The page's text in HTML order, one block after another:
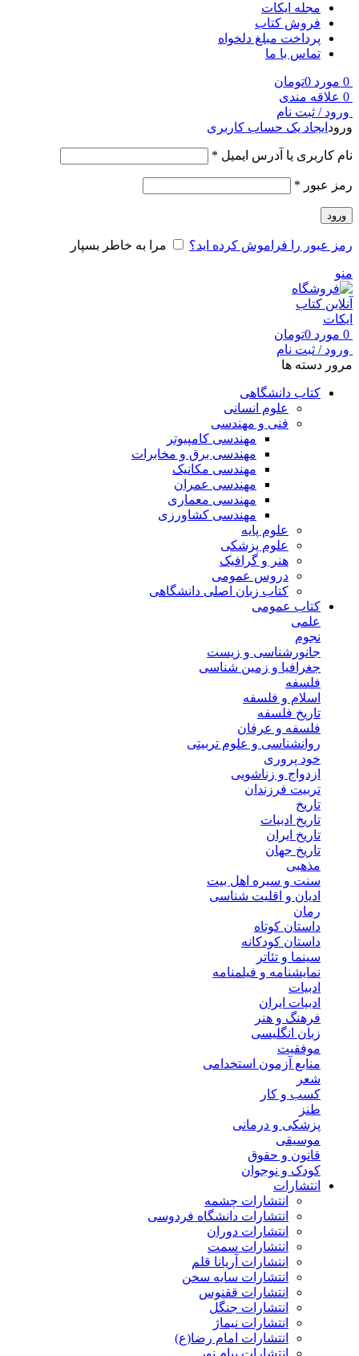
مجله ایکات
فروش کتاب
پرداخت مبلغ دلخواه
تماس با ما
0 مورد 0تومان
0 علاقه مندی
ورود / ثبت نام
ورود ایجاد یک حساب کاربری
نام کاربری یا آدرس ایمیل *
رمز عبور *
ورود
رمز عبور را فراموش کرده اید؟ مرا به خاطر بسپار
منو
0 مورد 0تومان
ورود / ثبت نام
مرور دسته ها
کتاب دانشگاهی
علوم انسانی
فنی و مهندسی
مهندسی کامپیوتر
مهندسی برق و مخابرات
مهندسی مکانیک
مهندسی عمران
مهندسی معماری
مهندسی کشاورزی
علوم پایه
علوم پزشکی
هنر و گرافیک
دروس عمومی
کتاب زبان اصلی دانشگاهی
کتاب عمومی
علمی
نجوم
جانورشناسی و زیست
جغرافیا و زمین شناسی
فلسفه
اسلام و فلسفه
تاریخ فلسفه
فلسفه و عرفان
روانشناسی و علوم تربیتی
خود پروری
ازدواج و زناشویی
تربیت فرزندان
تاریخ
تاریخ ادبیات
تاریخ ایران
تاریخ جهان
مذهبی
سنت و سیره اهل بیت
ادیان و اقلیت شناسی
رمان
داستان کوتاه
داستان کودکانه
سینما و تئاتر
نمایشنامه و فیلمنامه
ادبیات
ادبیات ایران
فرهنگ و هنر
زبان انگلیسی
موفقیت
منابع آزمون استخدامی
شعر
کسب و کار
طنز
پزشکی و درمانی
موسیقی
قانون و حقوق
کودک و نوجوان
انتشارات
انتشارات چشمه
انتشارات دانشگاه فردوسی
انتشارات دوران
انتشارات سمت
انتشارات آریانا قلم
انتشارات سایه سخن
انتشارات ققنوس
انتشارات جنگل
انتشارات نیماژ
انتشارات امام رضا(ع)
انتشارات پیام نور